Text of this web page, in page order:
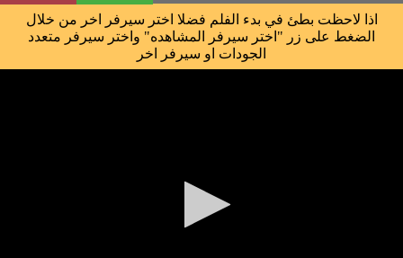
اذا لاحظت بطئ في بدء الفلم فضلا اختر سيرفر اخر من خلال
الضغط على زر "اختر سيرفر المشاهده" واختر سيرفر متعدد
الجودات او سيرفر اخر